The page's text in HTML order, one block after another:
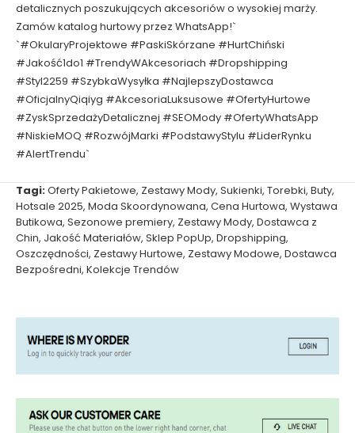
detalicznych poszukujących akcesoriów o wysokiej marży.
Zamów katalog hurtowy przez WhatsApp!`
`#OkularyProjektowe #PaskiSkórzane #HurtChiński
#Jakość1do1 #TrendyWAkcesoriach #Dropshipping
#Styl2259 #SzybkaWysyłka #NajlepszyDostawca
#OficjalnyQiqiyg #AkcesoriaLuksusowe #OfertyHurtowe
#ZyskSprzedażyDetalicznej #SEOMody #OfertyWhatsApp
#NiskieMOQ #RozwójMarki #PodstawyStylu #LiderRynku
#AlertTrendu`
Tagi:Oferty Pakietowe, Zestawy Mody, Sukienki, Torebki, Buty,
Hotsale 2025, Moda Skoordynowana, Cena Hurtowa, Wystawa
Butikowa, Sezonowe premiery, Zestawy Mody, Dostawca z
Chin, Jakość Materiałów, Sklep PopUp, Dropshipping,
Oszczędności, Zestawy Hurtowe, Zestawy Modowe, Dostawca
Bezpośredni, Kolekcje Trendów